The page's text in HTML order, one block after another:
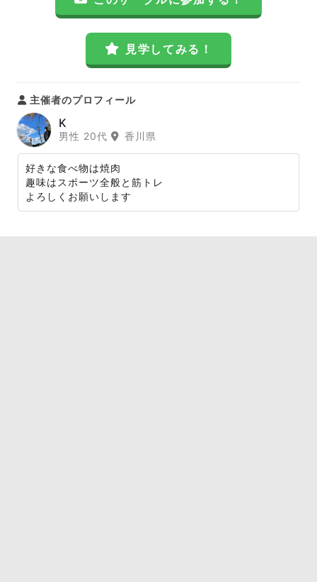
見学してみる！
主催者のプロフィール
K
男性 20代 香川県
好きな食べ物は焼肉
趣味はスポーツ全般と筋トレ
よろしくお願いします